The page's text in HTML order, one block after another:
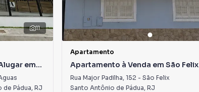
11
em
de Pádua, RJ
Apartamento
Apartamento à Venda em São Felix
Rua Major Padilha, 152 - São Felix
Santo Antônio de Pádua, RJ